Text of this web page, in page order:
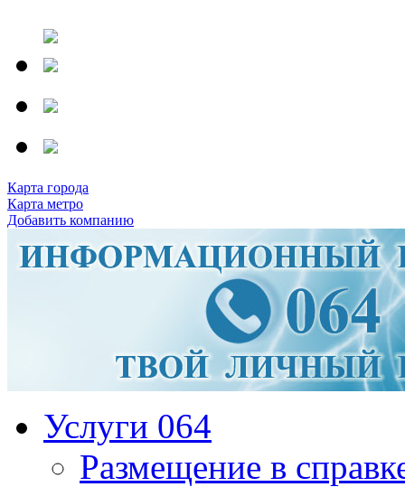
Карта города
Карта метро
Добавить компанию
Услуги 064
Размещение в